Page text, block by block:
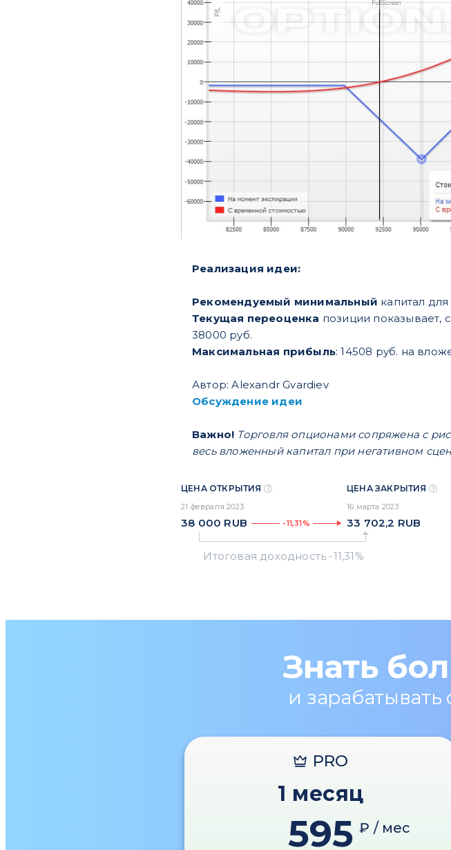
Реализация идеи:
Рекомендуемый минимальный капитал
Текущая переоценка позиции показывает,
38000 руб.
Максимальная прибыль: 14508 руб. на
Автор: Alexandr Gvardiev
Обсуждение идеи
Важно! Торговля опционами сопряжена с
весь вложенный капитал при негативном
ЦЕНА ОТКРЫТИЯ
21 февраля 2023
38 000 RUB -11,31%
ЦЕНА ЗАКРЫТИЯ
16 марта 2023
33 702,2 RUB
Знать
и
PRO
1 месяц
595 ₽ / мес